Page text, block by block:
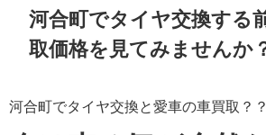
河合町でタイヤ交換する
取価格を見てみませんか
河合町でタイヤ交換と愛車の車買取？